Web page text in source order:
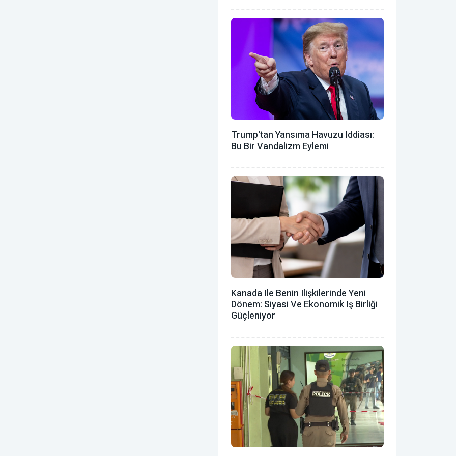
Trump'tan Yansıma Havuzu Iddiası:
Bu Bir Vandalizm Eylemi
Kanada Ile Benin Ilişkilerinde Yeni
Dönem: Siyasi Ve Ekonomik Iş Birliği
Güçleniyor